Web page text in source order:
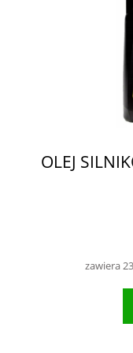
OLEJ
zawiera